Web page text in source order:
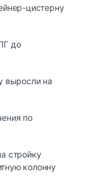
цистерну
до
выросли на
по
стройку
колонну